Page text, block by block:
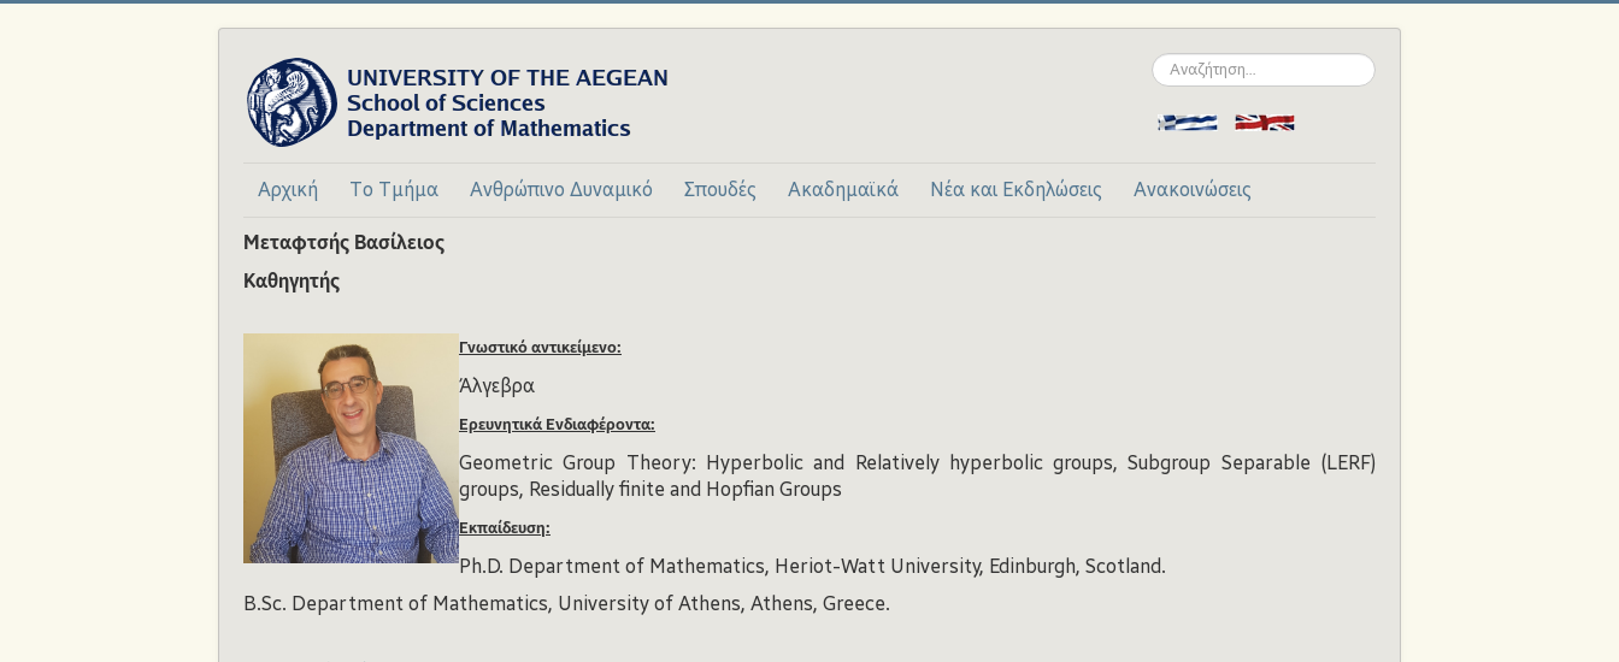
Αναζήτηση...
Αρχική Το Τμήμα Ανθρώπινο Δυναμικό Σπουδές Ακαδημαϊκά Νέα και Εκδηλώσεις Ανακοινώσεις
Μεταφτσής Βασίλειος
Καθηγητής
Γνωστικό αντικείμενο:
Άλγεβρα
Ερευνητικά Ενδιαφέροντα:
Geometric Group Theory: Hyperbolic and Relatively hyperbolic groups, Subgroup Separable (LERF)
groups, Residually finite and Hopfian Groups
Εκπαίδευση:
Ph.D. Department of Mathematics, Heriot-Watt University, Edinburgh, Scotland.
B.Sc. Department of Mathematics, University of Athens, Athens, Greece.